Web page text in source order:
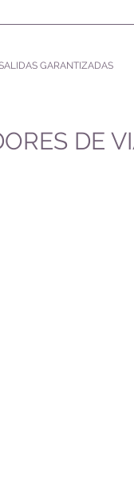
GARANTIZADAS
DE